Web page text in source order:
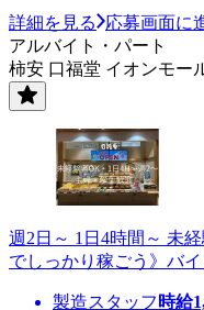
詳細を見る
応募画面に
アルバイト・パート
柿安 口福堂 イオンモー
週2日～ 1日4時間～ 未
でしっかり稼ごう》バ
製造スタッフ 時給